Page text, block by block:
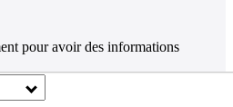
pour avoir des informations